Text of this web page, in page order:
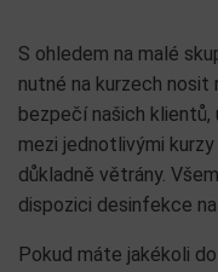
S ohledem na malé
nutné na kurzech nosit
bezpečí našich
mezi jednotlivými
důkladně větrány.
dispozici desinfekce
Pokud máte jakékoli